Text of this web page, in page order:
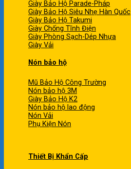
Giày Bảo Hộ Parade-Pháp
Giày Bảo Hộ Siêu Nhẹ Hàn Quốc
Giày Bảo Hộ Takumi
Giày Chống Tĩnh Điện
Giày Phòng Sạch-Dép Nhựa
Giày Vải
Nón bảo hộ
Mũ Bảo Hộ Công Trường
Nón bảo hộ 3M
Giày Bảo Hộ K2
Nón bảo hộ lao động
Nón Vải
Phụ Kiện Nón
Thiết Bị Khẩn Cấp